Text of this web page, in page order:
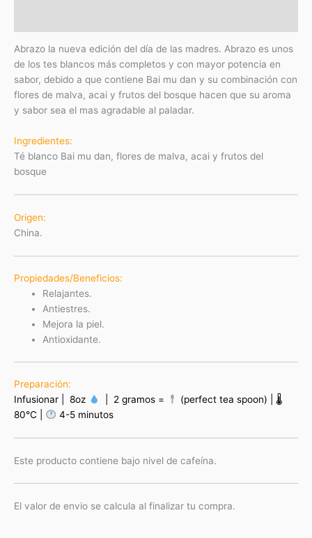
Abrazo la nueva edición del día de las madres. Abrazo es unos
de los tes blancos más completos y con mayor potencia en
sabor, debido a que contiene Bai mu dan y su combinación con
flores de malva, acai y frutos del bosque hacen que su aroma
y sabor sea el mas agradable al paladar.
Ingredientes:
Té blanco Bai mu dan, flores de malva, acai y frutos del
bosque
Origen:
China.
Propiedades/Beneficios:
Relajantes.
Antiestres.
Mejora la piel.
Antioxidante.
Preparación:
Infusionar | 8oz
| 2 gramos =
(perfect tea spoon) | 🌡
80°C |
4-5 minutos
Este producto contiene bajo nivel de cafeína.
El valor de envio se calcula al finalizar tu compra.